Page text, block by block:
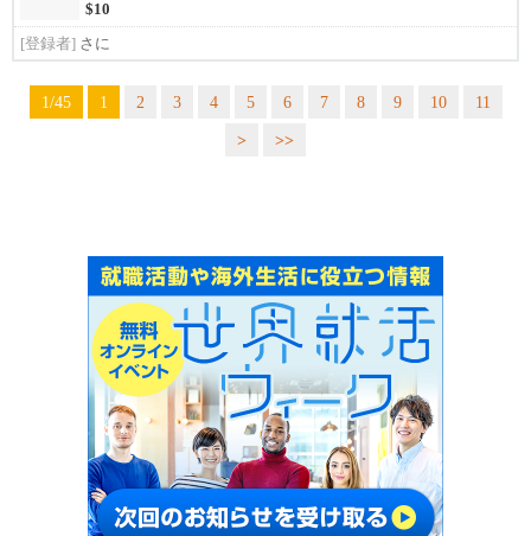
$10
[登録者] さに
1/45 1 2 3 4 5 6 7 8 9 10
11
>
>>